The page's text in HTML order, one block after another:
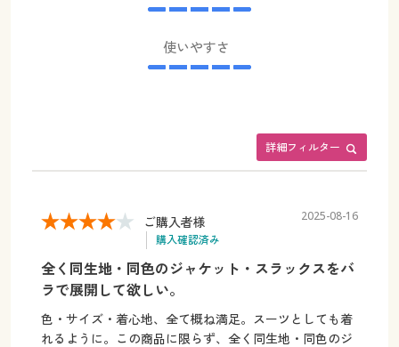
使いやすさ
詳細フィルター
ご購入者様
購入確認済み
2025-08-16
全く同生地・同色のジャケット・スラックスをバ
ラで展開して欲しい。
色・サイズ・着心地、全て概ね満足。スーツとしても着
れるように。この商品に限らず、全く同生地・同色のジ